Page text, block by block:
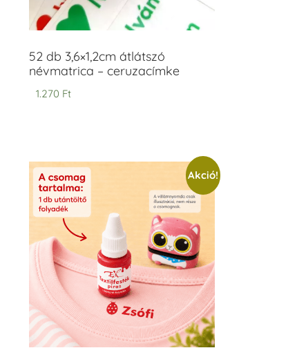
52 db 3,6×1,2cm átlátszó
névmatrica – ceruzacímke
1.270 Ft
Akció!